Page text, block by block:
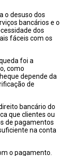
o desuso dos
bancários e o
dos
fáceis com os
foi a
como
depende da
de
bancário do
que clientes ou
de pagamentos
na conta
o pagamento.